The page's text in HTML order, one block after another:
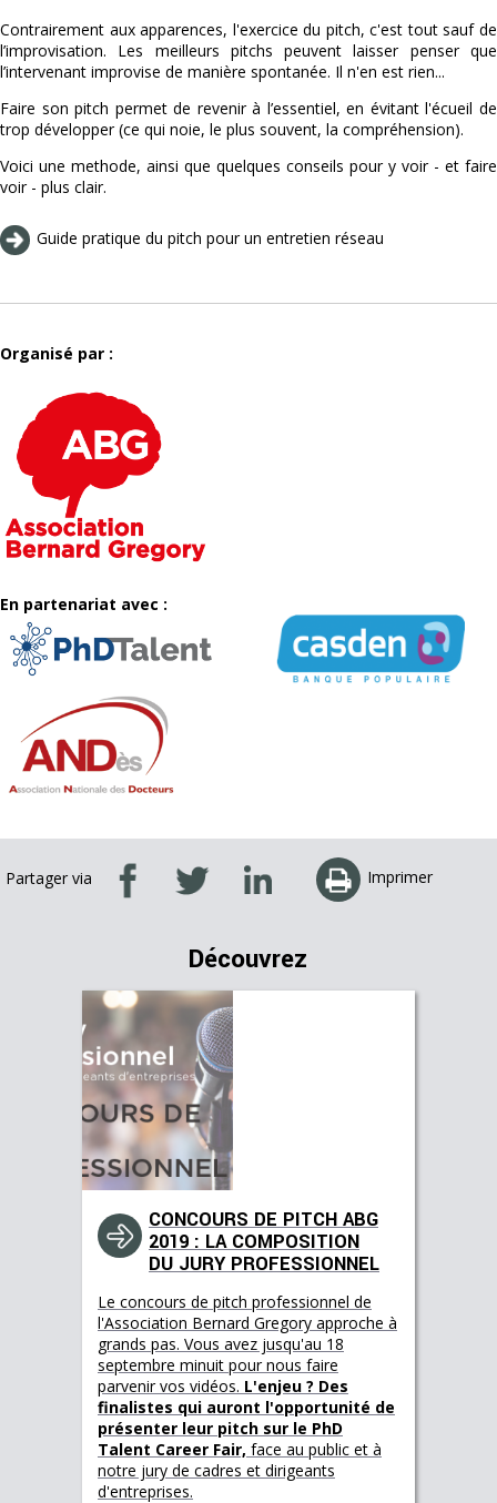
Contrairement aux apparences, l'exercice du pitch, c'est tout sauf de
l’improvisation. Les meilleurs pitchs peuvent laisser penser que
l’intervenant improvise de manière spontanée. Il n'en est rien...
Faire son pitch permet de revenir à l’essentiel, en évitant l'écueil de
trop développer (ce qui noie, le plus souvent, la compréhension).
Voici une methode, ainsi que quelques conseils pour y voir - et faire
voir - plus clair.
Guide pratique du pitch pour un entretien réseau
Organisé par :
En partenariat avec :
Partager via Imprimer
Découvrez
CONCOURS DE PITCH ABG
2019 : LA COMPOSITION
DU JURY PROFESSIONNEL
Le concours de pitch professionnel de
l'Association Bernard Gregory approche à
grands pas. Vous avez jusqu'au 18
septembre minuit pour nous faire
parvenir vos vidéos. L'enjeu ? Des
finalistes qui auront l'opportunité de
présenter leur pitch sur le PhD
Talent Career Fair, face au public et à
notre jury de cadres et dirigeants
d'entreprises.